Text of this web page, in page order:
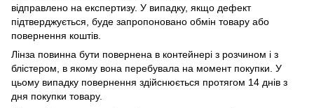
відправлено на експертизу. У випадку, якщо дефект
підтверджується, буде запропоновано обмін товару або
повернення коштів.
Лінза повинна бути повернена в контейнері з розчином і з
блістером, в якому вона перебувала на момент покупки. У
цьому випадку повернення здійснюється протягом 14 днів з
дня покупки товару.